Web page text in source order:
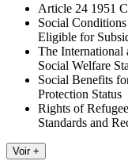
Article 24 1951
Social
Eligible for
The International
Social Welfare
Social Benefits
Protection Status
Rights of
Standards and